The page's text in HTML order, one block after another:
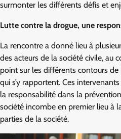
surmonter les différents défis et
Lutte contre la drogue, une
La rencontre a donné lieu à
des acteurs de la société civile, au
point sur les différents contours
qui s’y rapportent. Ces
la responsabilité dans la
société incombe en premier lieu à
parties de la société.